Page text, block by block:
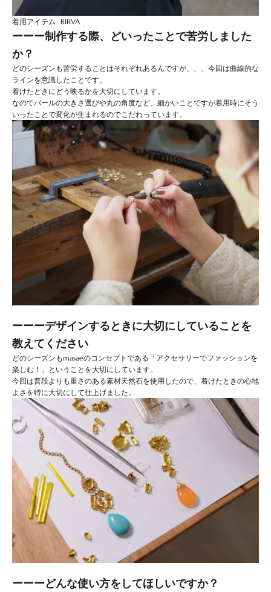
着用アイテム BIRVA
ーーー制作する際、どいったことで苦労しました
か？
どのシーズンも苦労することはそれぞれあるんですが、、、今回は曲線的な
ラインを意識したことです。
着けたときにどう映るかを大切にしています。
なのでパールの大きさ選びや丸の角度など、細かいことですが着用時にそう
いったことで変化が生まれるのでこだわっています。
ーーーデザインするときに大切にしていることを
教えてください
どのシーズンもmasaeのコンセプトである「アクセサリーでファッションを
楽しむ！」ということを大切にしています。
今回は普段よりも重さのある素材天然石を使用したので、着けたときの心地
よさを特に大切にして仕上げました。
ーーーどんな使い方をしてほしいですか？